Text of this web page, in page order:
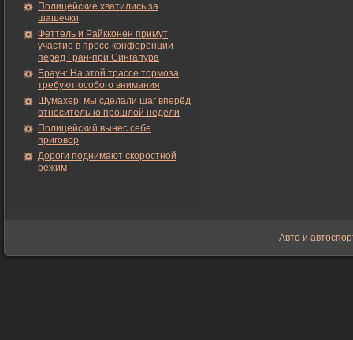
Полицейские хватились за
шашечки
Феттель и Райкконен примут
участие в пресс-конференции
перед Гран-при Сингапура
Браун: На этой трассе тормоза
требуют особого внимания
Шумахер: мы сделали шаг вперёд
относительно прошлой недели
Полицейский вынес себе
приговор
Дороги поднимают скоростной
режим
Авто и